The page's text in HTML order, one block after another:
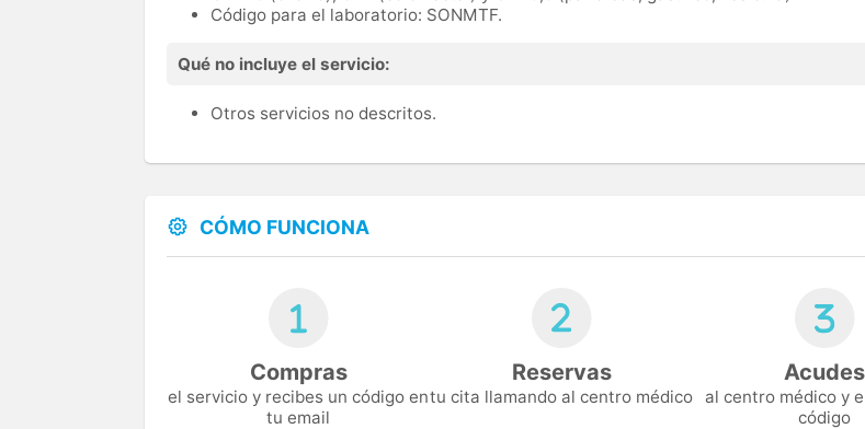
Código para el laboratorio: SONMTF.
Qué no incluye el servicio:
Otros servicios no descritos.
CÓMO FUNCIONA
Compras
el servicio y recibes un código en
tu email
Reservas
tu cita llamando al centro médico
Acudes
al centro médico y
código